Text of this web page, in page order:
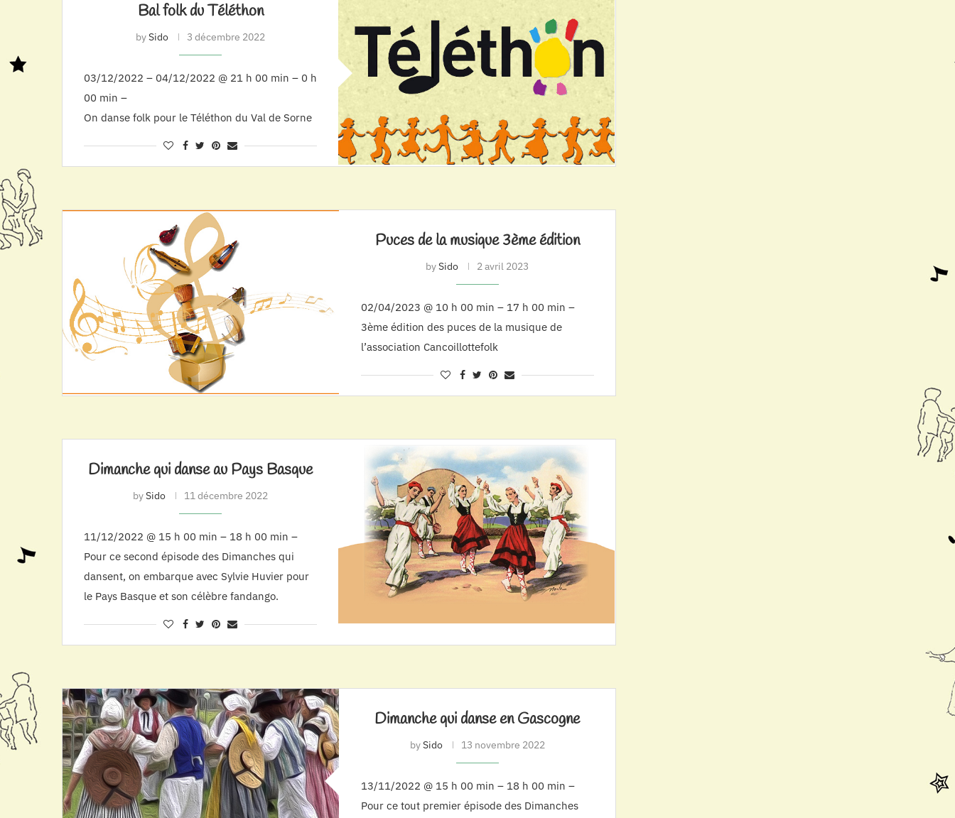
Bal folk du Téléthon
bySido 3 décembre 2022
03/12/2022 – 04/12/2022 @ 21 h 00 min – 0 h
00 min –
On danse folk pour le Téléthon du Val de Sorne
Puces de la musique 3ème édition
bySido 2 avril 2023
02/04/2023 @ 10 h 00 min – 17 h 00 min –
3ème édition des puces de la musique de
l’association Cancoillottefolk
Dimanche qui danse au Pays Basque
bySido 11 décembre 2022
11/12/2022 @ 15 h 00 min – 18 h 00 min –
Pour ce second épisode des Dimanches qui
dansent, on embarque avec Sylvie Huvier pour
le Pays Basque et son célèbre fandango.
Dimanche qui danse en Gascogne
bySido 13 novembre 2022
13/11/2022 @ 15 h 00 min – 18 h 00 min –
Pour ce tout premier épisode des Dimanches